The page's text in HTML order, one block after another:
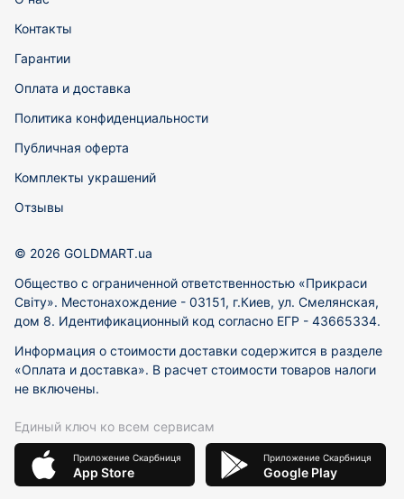
Контакты
Гарантии
Оплата и доставка
Политика конфиденциальности
Публичная оферта
Комплекты украшений
Отзывы
© 2026 GOLDMART.ua
Общество с ограниченной ответственностью «Прикраси
Світу». Местонахождение - 03151, г.Киев, ул. Смелянская,
дом 8. Идентификационный код согласно ЕГР - 43665334.
Информация о стоимости доставки содержится в разделе
«Оплата и доставка». В расчет стоимости товаров налоги
не включены.
Единый ключ ко всем сервисам
Приложение Скарбниця
App Store
Приложение Скарбниця
Google Play